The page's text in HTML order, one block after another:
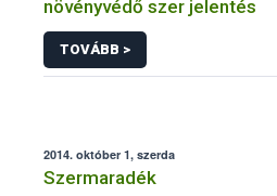
növényvédő szer jelentés
TOVÁBB >
2014. október 1, szerda
Szermaradék